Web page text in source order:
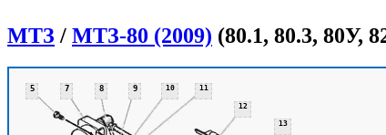
МТЗ / МТЗ-80 (2009) (80.1, 80.3, 80У,
5 7 8 9 10 11
12
13